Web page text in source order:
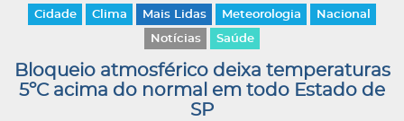
Cidade Clima Mais Lidas Meteorologia Nacional
Notícias Saúde
Bloqueio atmosférico deixa temperaturas
5ºC acima do normal em todo Estado de
SP